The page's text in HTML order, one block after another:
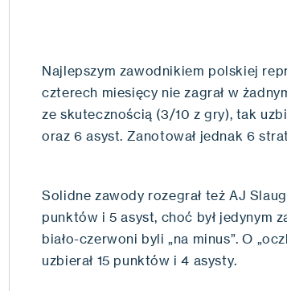
Najlepszym zawodnikiem polskiej
czterech miesięcy nie zagrał w
ze skutecznością (3/10 z gry), tak
oraz 6 asyst. Zanotował jednak 6
Solidne zawody rozegrał też AJ
punktów i 5 asyst, choć był jedynym
biało-czerwoni byli „na minus”. O
uzbierał 15 punktów i 4 asysty.